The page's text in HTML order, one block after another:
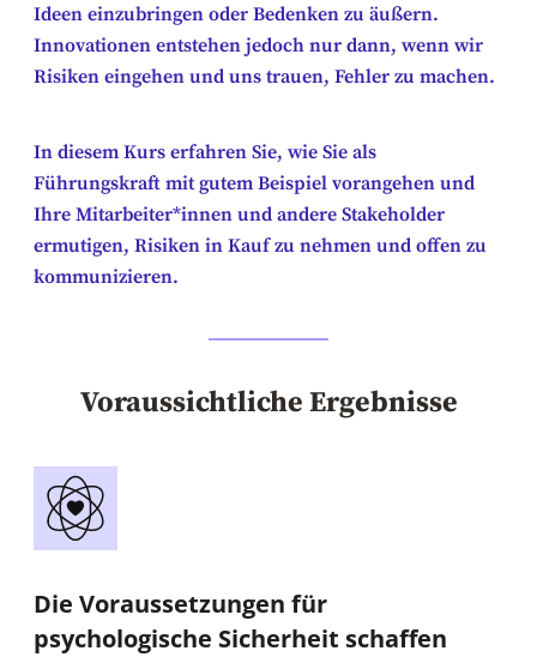
Ideen einzubringen oder Bedenken zu äußern.
Innovationen entstehen jedoch nur dann, wenn wir
Risiken eingehen und uns trauen, Fehler zu machen.
In diesem Kurs erfahren Sie, wie Sie als
Führungskraft mit gutem Beispiel vorangehen und
Ihre Mitarbeiter*innen und andere Stakeholder
ermutigen, Risiken in Kauf zu nehmen und offen zu
kommunizieren.
Voraussichtliche Ergebnisse
Die Voraussetzungen für
psychologische Sicherheit schaffen